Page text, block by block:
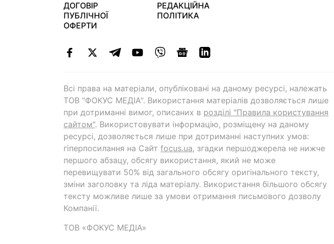
ДОГОВІР
ПУБЛІЧНОЇ
ОФЕРТИ
РЕДАКЦІЙНА
ПОЛІТИКА
Всі права на матеріали, опубліковані на даному ресурсі, належать
ТОВ "ФОКУС МЕДІА". Використання матеріалів дозволяється лише
при дотриманні вимог, описаних в розділі "Правила користування
сайтом". Використовувати інформацію, розміщену на даному
ресурсі, дозволяється лише при дотриманні наступних умов:
гіперпосилання на Cайт focus.ua, згадки першоджерела не нижче
першого абзацу, обсягу використання, який не може
перевищувати 50% від загального обсягу оригінального тексту,
зміни заголовку та ліда матеріалу. Використання більшого обсягу
тексту можливе лише за умови отримання письмового дозволу
Компанії.
ТОВ «ФОКУС МЕДІА»